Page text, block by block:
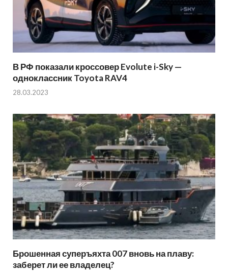
В РФ показали кроссовер Evolute i-Sky —
одноклассник Toyota RAV4
28.03.2023
Брошенная суперъяхта 007 вновь на плаву:
заберет ли ее владелец?